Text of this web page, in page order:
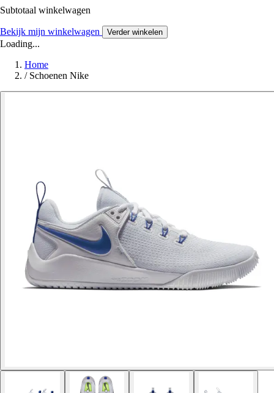
Subtotaal winkelwagen
Bekijk mijn winkelwagen Verder winkelen
Loading...
Home
/ Schoenen Nike